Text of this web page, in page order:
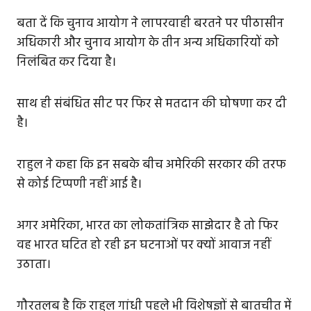
बता दें कि चुनाव आयोग ने लापरवाही बरतने पर पीठासीन
अधिकारी और चुनाव आयोग के तीन अन्य अधिकारियों को
निलंबित कर दिया है।
साथ ही संबंधित सीट पर फिर से मतदान की घोषणा कर दी
है।
राहुल ने कहा कि इन सबके बीच अमेरिकी सरकार की तरफ
से कोई टिप्पणी नहीं आई है।
अगर अमेरिका, भारत का लोकतांत्रिक साझेदार है तो फिर
वह भारत घटित हो रही इन घटनाओं पर क्यों आवाज नहीं
उठाता।
गौरतलब है कि राहुल गांधी पहले भी विशेषज्ञों से बातचीत में